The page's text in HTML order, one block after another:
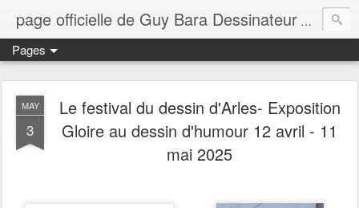
page officielle de Guy Bara Dessinateur page
Pages
MAY
3
Le festival du dessin d'Arles- Exposition
Gloire au dessin d'humour 12 avril - 11
mai 2025